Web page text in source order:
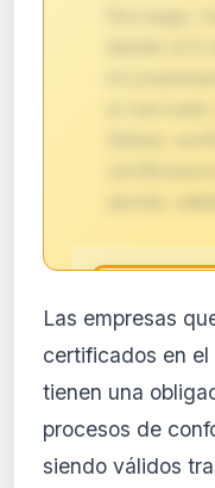
El análisis
normativa
completo y
Las empresas
certificados en el
tienen una
procesos de
siendo válidos